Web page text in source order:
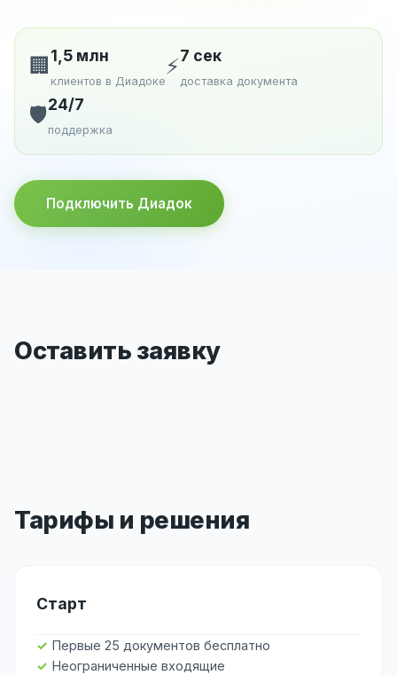
🏢 1,5 млн
клиентов в Диадоке
⚡7 сек
доставка документа
🛡️24/7
поддержка
Подключить Диадок
Оставить заявку
Тарифы и решения
Старт
Первые 25 документов бесплатно
Неограниченные входящие